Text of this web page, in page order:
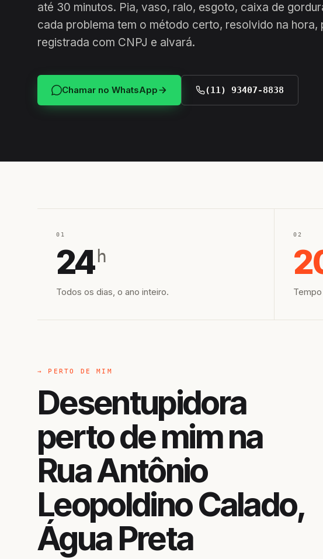
até 30 minutos. Pia, vaso, ralo, esgoto, caixa de
cada problema tem o método certo, resolvido na hora,
registrada com CNPJ e alvará.
Chamar no WhatsApp (11) 93407-8838
01
24 h
Todos os dias, o ano inteiro.
02
→ PERTO DE MIM
Desentupidora
perto de mim na
Rua Antônio
Leopoldino Calado,
Água Preta